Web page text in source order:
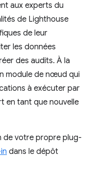
aux experts du
de Lighthouse
de leur
les données
des audits. À la
module de nœud qui
à exécuter par
en tant que nouvelle
de votre propre plug-
dans le dépôt